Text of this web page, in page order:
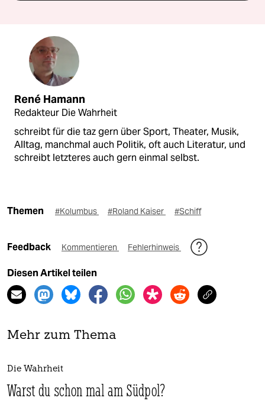
René Hamann
Redakteur Die Wahrheit
schreibt für die taz gern über Sport, Theater, Musik,
Alltag, manchmal auch Politik, oft auch Literatur, und
schreibt letzteres auch gern einmal selbst.
Themen #Kolumbus #Roland Kaiser #Schiff
Feedback Kommentieren Fehlerhinweis
Diesen Artikel teilen
Mehr zum Thema
Die Wahrheit
Warst du schon mal am Südpol?